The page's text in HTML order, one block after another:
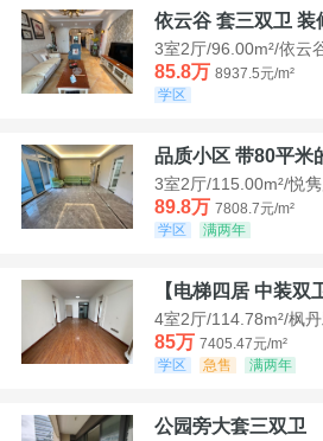
依云谷 套三双卫 装
3室2厅/96.00m²/依云
85.8万 8937.5元/m²
学区
品质小区 带80平米
3室2厅/115.00m²/悦
89.8万 7808.7元/m²
学区
满两年
【电梯四居 中装双
4室2厅/114.78m²/枫
85万 7405.47元/m²
学区
急售 满两年
公园旁大套三双卫